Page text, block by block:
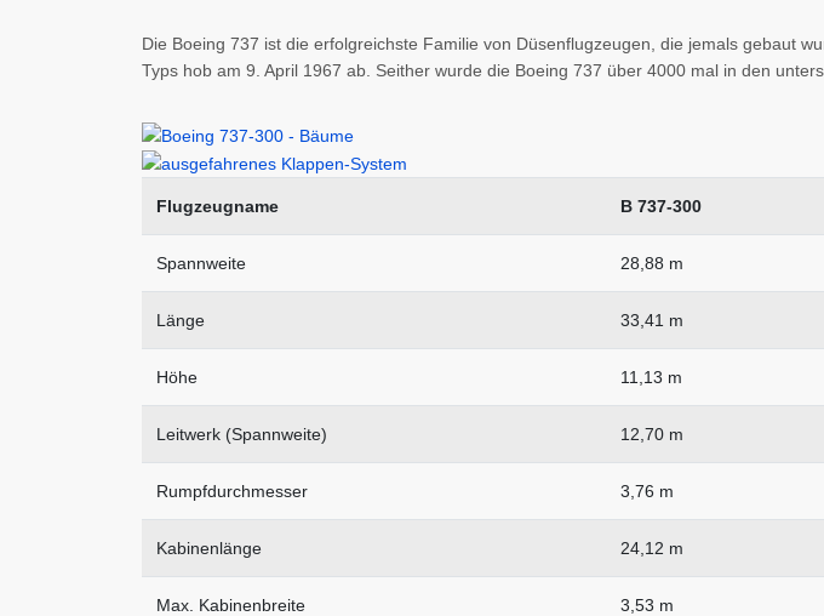
Die Boeing 737 ist die erfolgreichste Familie von Düsenflugzeugen, die jemals gebaut
Typs hob am 9. April 1967 ab. Seither wurde die Boeing 737 über 4000 mal in den
Flugzeugname B 737-300
Spannweite 28,88 m
Länge 33,41 m
Höhe 11,13 m
Leitwerk (Spannweite) 12,70 m
Rumpfdurchmesser 3,76 m
Kabinenlänge 24,12 m
Max. Kabinenbreite 3,53 m